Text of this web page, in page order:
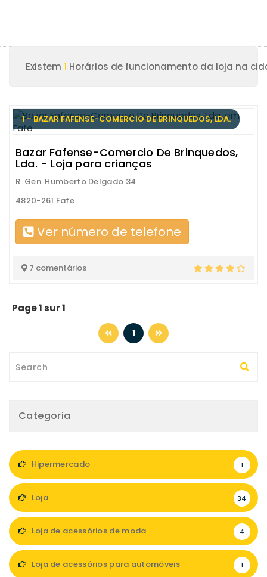
Existem 1 Horários de funcionamento da loja na
1 - BAZAR FAFENSE-COMERCIO DE BRINQUEDOS, LDA.
Bazar Fafense-Comercio De Brinquedos,
Lda. - Loja para crianças
R. Gen. Humberto Delgado 34
4820-261 Fafe
Ver número de telefone
7 comentários
Page 1 sur 1
1
Categoria
Hipermercado 1
Loja 34
Loja de acessórios de moda 4
Loja de acessórios para automóveis 1